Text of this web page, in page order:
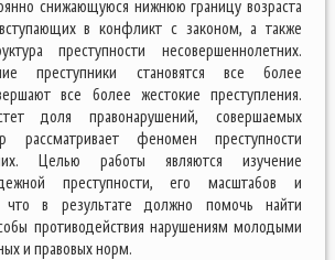
снижающуюся нижнюю границу возраста
в конфликт с законом, а также
преступности несовершеннолетних.
преступники становятся все более
все более жестокие преступления.
доля правонарушений, совершаемых
рассматривает феномен преступности
Целью работы являются изучение
преступности, его масштабов и
что в результате должно помочь найти
противодействия нарушениям молодыми
и правовых норм.